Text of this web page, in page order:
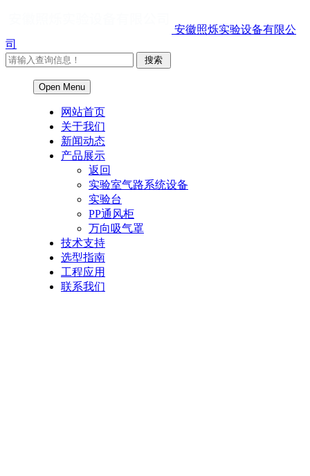
安徽照烁实验设备有限公
司
Open Menu
网站首页
关于我们
新闻动态
产品展示
返回
实验室气路系统设备
实验台
PP通风柜
万向吸气罩
技术支持
选型指南
工程应用
联系我们